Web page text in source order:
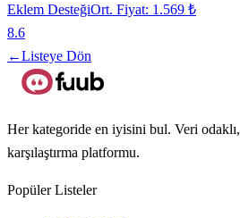
Eklem DesteğiOrt. Fiyat: 1.569 ₺
8.6
←Listeye Dön
Her kategoride en iyisini bul. Veri
karşılaştırma platformu.
Popüler Listeler